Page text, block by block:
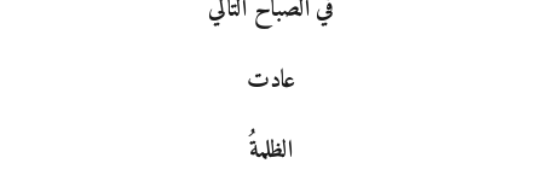
في الصباح التالي
عادت
الظلمةُ